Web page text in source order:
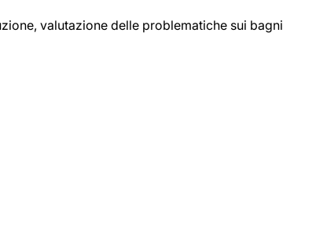
valutazione delle problematiche sui bagni